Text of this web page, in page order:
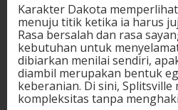
Karakter Dakota
menuju titik ketika ia harus
Rasa bersalah dan rasa
kebutuhan untuk
dibiarkan menilai sendiri,
diambil merupakan bentuk
keberanian. Di sini, Splitsville
kompleksitas tanpa